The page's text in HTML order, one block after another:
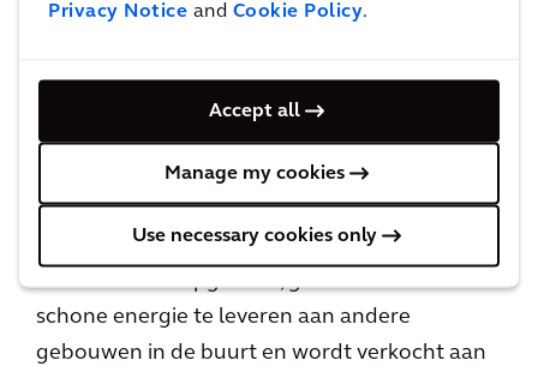
Privacy Notice and Cookie Policy.
Accept all
Manage my cookies
Use necessary cookies only
technologie in de vorm van een unieke accu-
zonnepanelen gedurende de dag opgewekte
energie opgeslagen. Deze energie wordt
tijdens voetbalwedstrijden, concerten en
andere evenementen gebruikt. De overtollige
energie die door de zonnepanelen van het
stadion wordt opgewekt, gebruiken ze om
schone energie te leveren aan andere
gebouwen in de buurt en wordt verkocht aan